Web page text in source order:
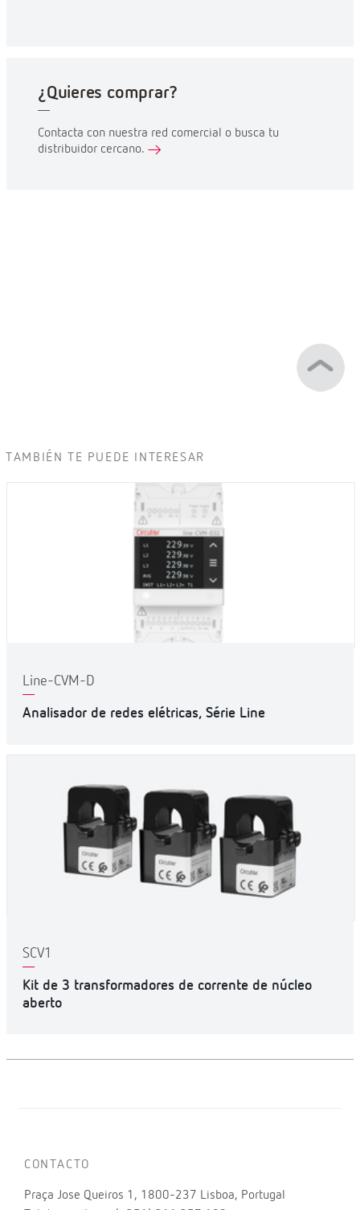
¿Quieres comprar?
Contacta con nuestra red comercial o busca tu
distribuidor cercano.
TAMBIÉN TE PUEDE INTERESAR
Line-CVM-D
Analisador de redes elétricas, Série Line
SCV1
Kit de 3 transformadores de corrente de núcleo
aberto
CONTACTO
Praça Jose Queiros 1, 1800-237 Lisboa, Portugal